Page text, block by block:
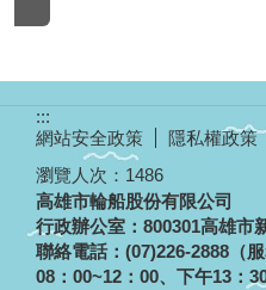
:::
網站安全政策
隱私權政策
瀏覽人次： 1486
高雄市輪船股份有限公司
行政辦公室：800301高雄市
聯絡電話：(07)226-2888（
08：00~12：00、下午13：